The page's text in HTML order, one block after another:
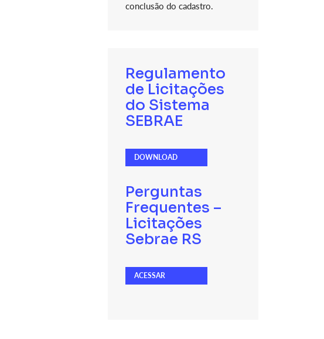
conclusão do cadastro.
Regulamento
de Licitações
do Sistema
SEBRAE
DOWNLOAD
Perguntas
Frequentes –
Licitações
Sebrae RS
ACESSAR